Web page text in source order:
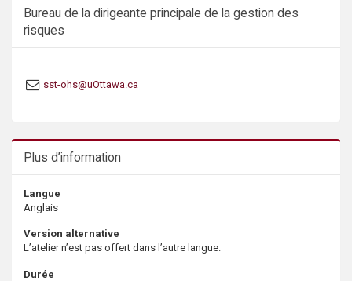
Bureau de la dirigeante principale de la gestion des
risques
sst-ohs@uOttawa.ca
Plus d’information
Langue
Anglais
Version alternative
L’atelier n’est pas offert dans l’autre langue.
Durée